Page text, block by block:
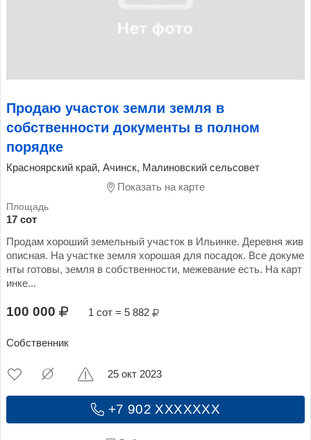
Продаю участок земли земля в
собственности документы в полном
порядке
Красноярский край, Ачинск, Малиновский сельсовет
Показать на карте
17 сот
Продам хороший земельный участок в Ильинке. Деревня жив
описная. На участке земля хорошая для посадок. Все докуме
нты готовы, земля в собственности, межевание есть. На карт
инке...
100 000 1 сот = 5 882
Собственник
+7 902 XXXXXXX
25 окт 2023